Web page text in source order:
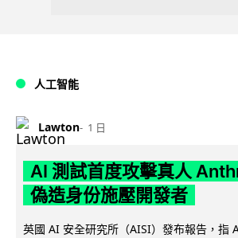
人工智能
Lawton 1 日
AI 測試首度攻擊真人
偽造身份施壓開發者
英國 AI 安全研究所（AISI）發布報告，